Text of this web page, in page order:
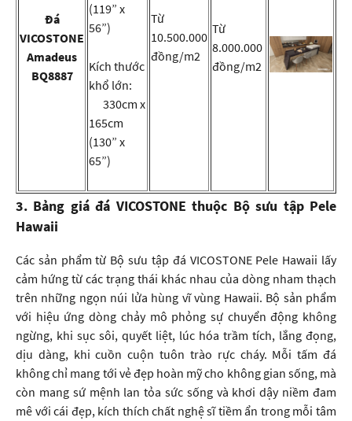
Đá
VICOSTONE
Amadeus
BQ8887
(119” x
56”)
Kích thước
khổ lớn:
330cm x
165cm
(130” x
65”)
Từ
10.500.000
đồng/m2
Từ
8.000.000
đồng/m2
3. Bảng giá đá VICOSTONE thuộc Bộ sưu tập Pele
Hawaii
Các sản phẩm từ Bộ sưu tập đá VICOSTONE Pele Hawaii lấy
cảm hứng từ các trạng thái khác nhau của dòng nham thạch
trên những ngọn núi lửa hùng vĩ vùng Hawaii. Bộ sản phẩm
với hiệu ứng dòng chảy mô phỏng sự chuyển động không
ngừng, khi sục sôi, quyết liệt, lúc hóa trầm tích, lắng đọng,
dịu dàng, khi cuồn cuộn tuôn trào rực cháy. Mỗi tấm đá
không chỉ mang tới vẻ đẹp hoàn mỹ cho không gian sống, mà
còn mang sứ mệnh lan tỏa sức sống và khơi dậy niềm đam
mê với cái đẹp, kích thích chất nghệ sĩ tiềm ẩn trong mỗi tâm